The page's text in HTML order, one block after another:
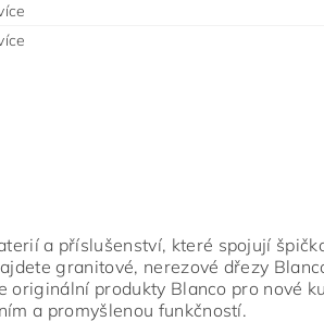
a příslušenství, které spojují
granitové, nerezové dřezy
produkty Blanco pro nové
a promyšlenou funkčností.